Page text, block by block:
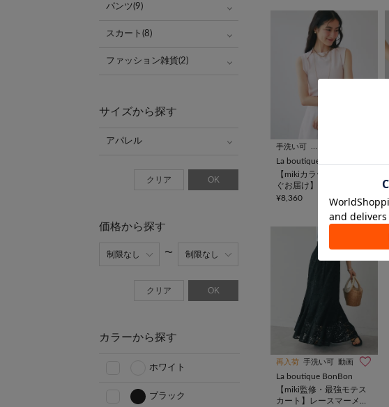
手洗い可
La boutique BonBon
【mikiカラー監修・今す
ぐお届け】リブタンク
¥8,360
再入荷 手洗い可 動画
La boutique BonBon
【miki監修・最強モテス
カート】レースマーメイ
パンツ(9)
スカート(8)
ファッション雑貨(2)
サイズから探す
アパレル
クリア OK
価格から探す
クリア OK
カラーから探す
ホワイト
ブラック